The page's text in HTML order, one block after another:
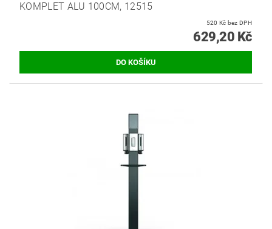
KOMPLET ALU 100CM, 12515
520 Kč bez DPH
629,20 Kč